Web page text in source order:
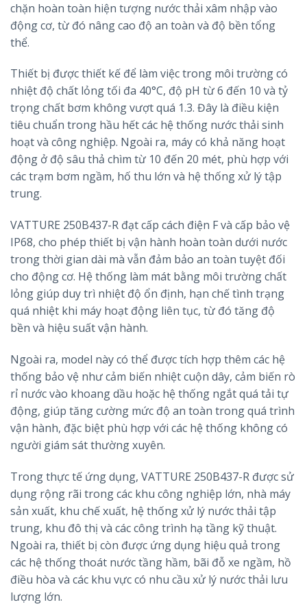
chặn hoàn toàn hiện tượng nước thải xâm nhập vào
động cơ, từ đó nâng cao độ an toàn và độ bền tổng
thể.
Thiết bị được thiết kế để làm việc trong môi trường có
nhiệt độ chất lỏng tối đa 40°C, độ pH từ 6 đến 10 và tỷ
trọng chất bơm không vượt quá 1.3. Đây là điều kiện
tiêu chuẩn trong hầu hết các hệ thống nước thải sinh
hoạt và công nghiệp. Ngoài ra, máy có khả năng hoạt
động ở độ sâu thả chìm từ 10 đến 20 mét, phù hợp với
các trạm bơm ngầm, hố thu lớn và hệ thống xử lý tập
trung.
VATTURE 250B437-R đạt cấp cách điện F và cấp bảo vệ
IP68, cho phép thiết bị vận hành hoàn toàn dưới nước
trong thời gian dài mà vẫn đảm bảo an toàn tuyệt đối
cho động cơ. Hệ thống làm mát bằng môi trường chất
lỏng giúp duy trì nhiệt độ ổn định, hạn chế tình trạng
quá nhiệt khi máy hoạt động liên tục, từ đó tăng độ
bền và hiệu suất vận hành.
Ngoài ra, model này có thể được tích hợp thêm các hệ
thống bảo vệ như cảm biến nhiệt cuộn dây, cảm biến rò
rỉ nước vào khoang dầu hoặc hệ thống ngắt quá tải tự
động, giúp tăng cường mức độ an toàn trong quá trình
vận hành, đặc biệt phù hợp với các hệ thống không có
người giám sát thường xuyên.
Trong thực tế ứng dụng, VATTURE 250B437-R được sử
dụng rộng rãi trong các khu công nghiệp lớn, nhà máy
sản xuất, khu chế xuất, hệ thống xử lý nước thải tập
trung, khu đô thị và các công trình hạ tầng kỹ thuật.
Ngoài ra, thiết bị còn được ứng dụng hiệu quả trong
các hệ thống thoát nước tầng hầm, bãi đỗ xe ngầm, hồ
điều hòa và các khu vực có nhu cầu xử lý nước thải lưu
lượng lớn.